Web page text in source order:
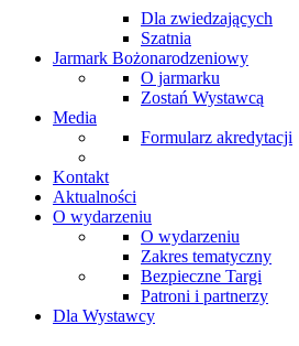
Dla zwiedzających
Szatnia
Jarmark Bożonarodzeniowy
O jarmarku
Zostań Wystawcą
Media
Formularz akredytacji
Kontakt
Aktualności
O wydarzeniu
O wydarzeniu
Zakres tematyczny
Bezpieczne Targi
Patroni i partnerzy
Dla Wystawcy